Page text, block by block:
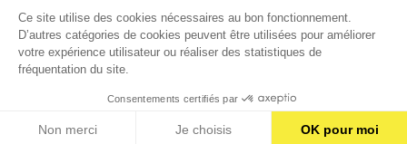
Ce site utilise des cookies nécessaires au bon fonctionnement.
D’autres catégories de cookies peuvent être utilisées pour améliorer
votre expérience utilisateur ou réaliser des statistiques de
fréquentation du site.
Consentements certifiés par
Non merci Je choisis OK pour moi